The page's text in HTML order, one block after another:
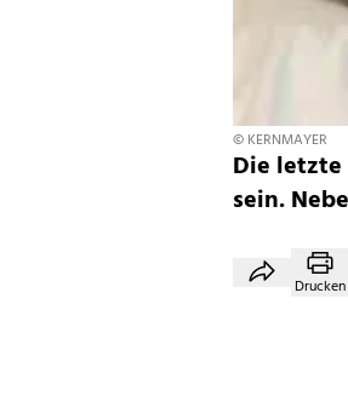
© KERNMAYER
Die
sein.
Drucken